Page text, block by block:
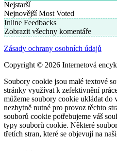
Nejstarší
Nejnovější Most Voted
Inline Feedbacks
Zobrazit všechny komentáře
Zásady ochrany osobních údajů
Copyright © 2026 Internetová
Soubory cookie jsou malé textové
stránky využívat k zefektivnění
můžeme soubory cookie ukládat do
nezbytně nutné pro provoz těchto
souborů cookie potřebujeme váš
typy souborů cookie. Některé
třetích stran, které se objevují na